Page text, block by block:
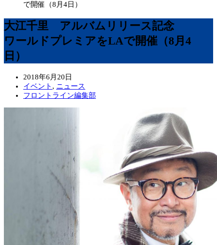
で開催（8月4日）
大江千里 アルバムリリース記念
ワールドプレミアをLAで開催（8月4
日）
2018年6月20日
イベント , ニュース
フロントライン編集部